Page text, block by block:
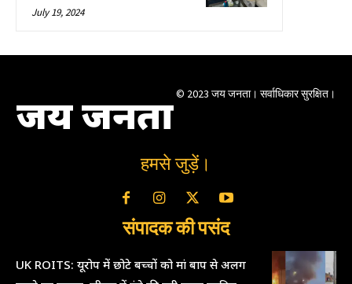
July 19, 2024
जय जनता © 2023 जय जनता। सर्वाधिकार सुरक्षित।
हमसे जुड़ें।
संपादक की पसंद
UK ROITS: यूरोप में छोटे बच्चों को मां बाप से अलग